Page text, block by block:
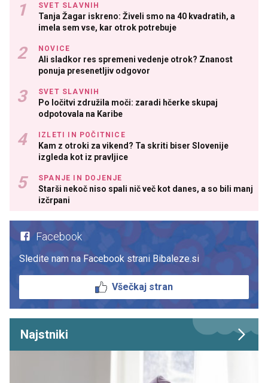
SVET SLAVNIH
Tanja Žagar iskreno: Živeli smo na 40 kvadratih, a
imela sem vse, kar otrok potrebuje
NOVICE
Ali sladkor res spremeni vedenje otrok? Znanost
ponuja presenetljiv odgovor
SVET SLAVNIH
Po ločitvi združila moči: zaradi hčerke skupaj
odpotovala na Karibe
IZLETI IN POČITNICE
Kam z otroki za vikend? Ta skriti biser Slovenije
izgleda kot iz pravljice
SPANJE IN DOJENJE
Starši nekoč niso spali nič več kot danes, a so bili manj
izčrpani
Facebook
Sledite nam na Facebook strani Bibaleze.si
Všečkaj stran
Najstniki